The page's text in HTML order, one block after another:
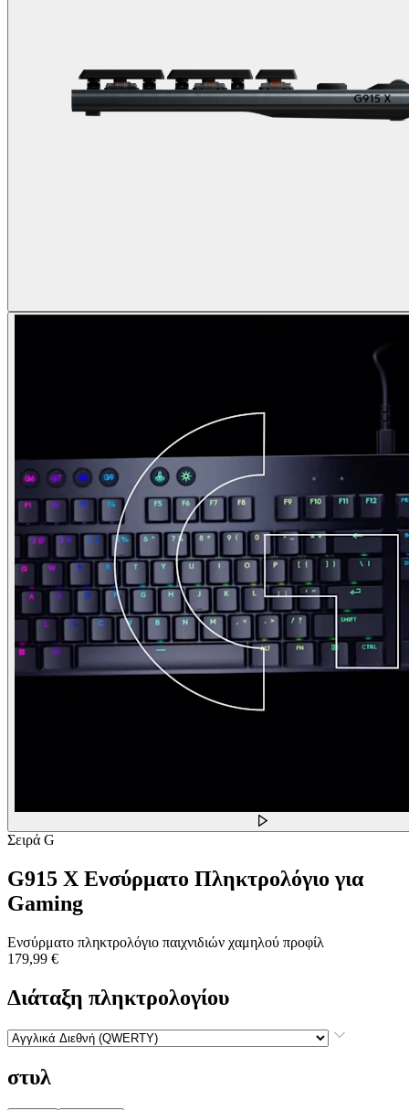
Σειρά G
G915 X Ενσύρματο Πληκτρολόγιο για
Gaming
Ενσύρματο πληκτρολόγιο παιχνιδιών χαμηλού προφίλ
179,99 €
Διάταξη πληκτρολογίου
στυλ